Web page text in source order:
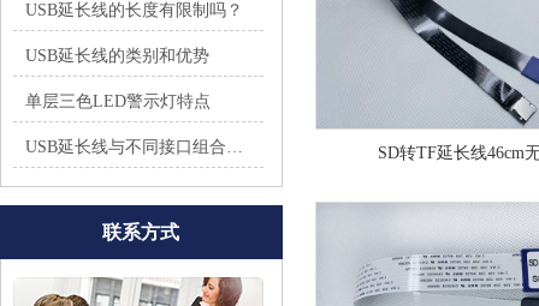
USB延长线的长度有限制吗？
USB延长线的类别和优势
单层三色LED警示灯特点
USB延长线与不同接口组合会怎么样？
联系方式
SD转TF延长线46cm